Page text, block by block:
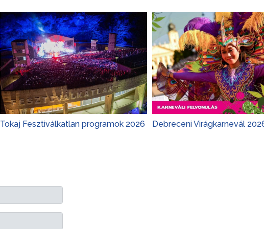
Tokaj Fesztiválkatlan programok 2026 Debreceni Virágkarnevál